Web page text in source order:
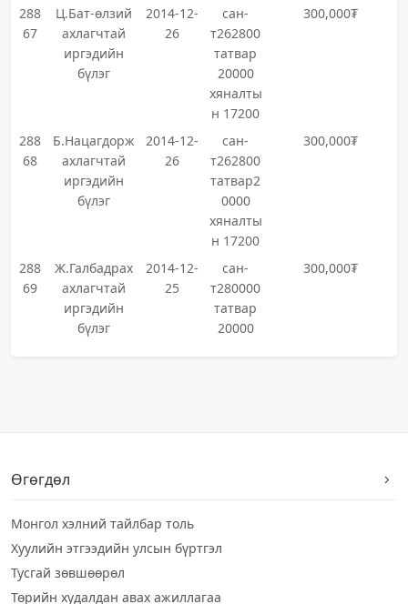
288
67
Ц.Бат-өлзий
ахлагчтай
иргэдийн
бүлэг
2014-12-
26
сан-
т262800
татвар
20000
хяналты
н 17200
300,000₮
288
68
Б.Нацагдорж
ахлагчтай
иргэдийн
бүлэг
2014-12-
26
сан-
т262800
татвар2
0000
хяналты
н 17200
300,000₮
288
69
Ж.Галбадрах
ахлагчтай
иргэдийн
бүлэг
2014-12-
25
сан-
т280000
татвар
20000
300,000₮
Өгөгдөл
Монгол хэлний тайлбар толь
Хуулийн этгээдийн улсын бүртгэл
Тусгай зөвшөөрөл
Төрийн худалдан авах ажиллагаа